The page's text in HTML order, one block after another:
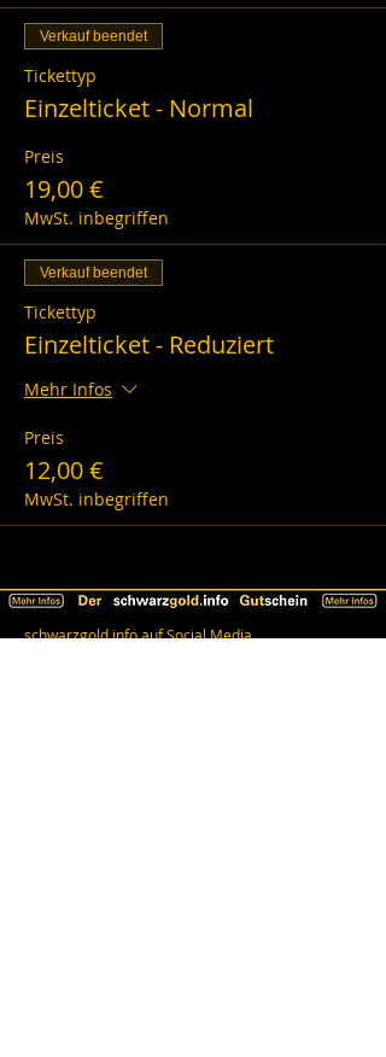
Verkauf beendet
Tickettyp
Einzelticket - Normal
Preis
19,00 €
MwSt. inbegriffen
Verkauf beendet
Tickettyp
Einzelticket - Reduziert
Mehr Infos
Preis
12,00 €
MwSt. inbegriffen
schwarzgold.info auf Social Media